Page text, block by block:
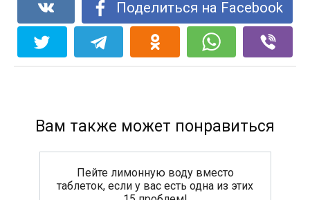
Поделиться на Facebook
Вам также может понравиться
Пейте лимонную воду вместо
таблеток, если у вас есть одна из этих